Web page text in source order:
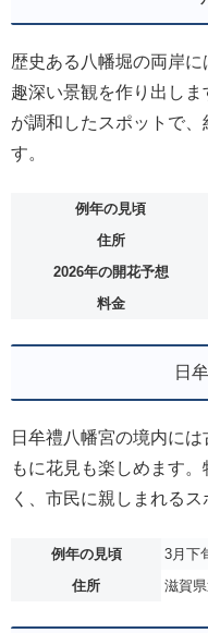
歴史ある八幡堀の両岸
趣深い景観を作り出し
が調和したスポットで
す。
例年の見頃
住所
2026年の開花予想
料金
日
日牟禮八幡宮の境内に
もに花見も楽しめます
く、市民に親しまれるス
例年の見頃
3月下
住所
滋賀